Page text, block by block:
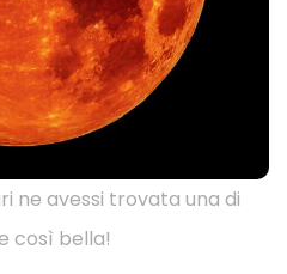
ne avessi trovata una di
così bella!